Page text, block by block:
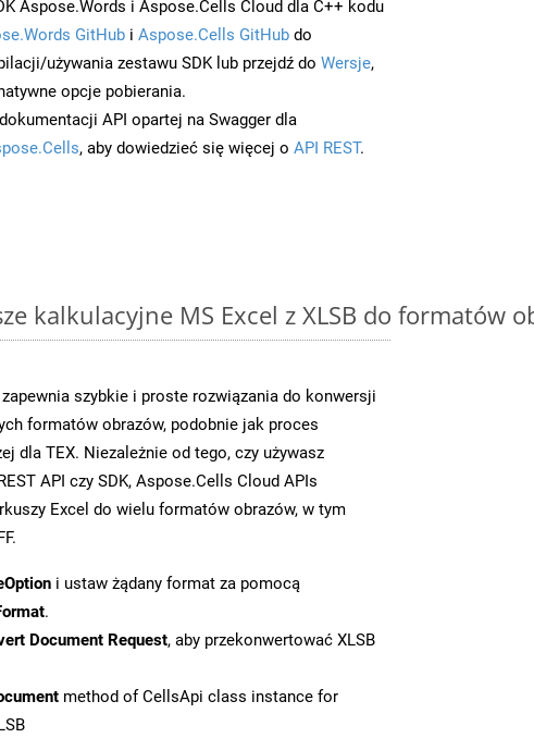
Aspose.Words i Aspose.Cells Cloud dla C++ kodu
GitHub i Aspose.Cells GitHub do
używania zestawu SDK lub przejdź do Wersje,
opcje pobierania.
API opartej na Swagger dla
, aby dowiedzieć się więcej o API REST.
kalkulacyjne MS Excel z XLSB do formatów
szybkie i proste rozwiązania do konwersji
formatów obrazów, podobnie jak proces
dla TEX. Niezależnie od tego, czy używasz
API czy SDK, Aspose.Cells Cloud APIs
Excel do wielu formatów obrazów, w tym
i ustaw żądany format za pomocą
.
Document Request, aby przekonwertować XLSB
method of CellsApi class instance for